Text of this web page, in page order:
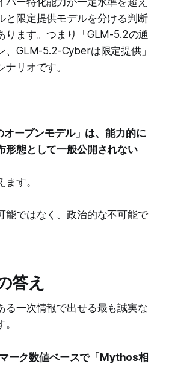
と限定提供モデルを分ける判断
ります。つまり「GLM-5.2の通
、GLM-5.2-Cyberは限定提供」
ナリオです。
オープンモデル」は、能力的に
形態として一般公開されない
す。
能ではなく、政治的な不可能で
答え
る一次情報で出せる最も誠実な
ーク数値ベースで「Mythos相